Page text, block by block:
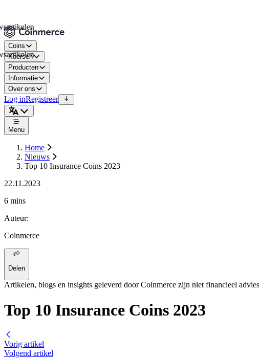
Coins
Koersen
Producten
Informatie
Over ons
Log inRegistreer
Menu
Home
Nieuws
Top 10 Insurance Coins 2023
22.11.2023
6 mins
Auteur:
Coinmerce
Delen
Artikelen, blogs en insights geleverd door Coinmerce zijn niet financieel
Top 10 Insurance Coins 2023
Vorig artikel
Volgend artikel